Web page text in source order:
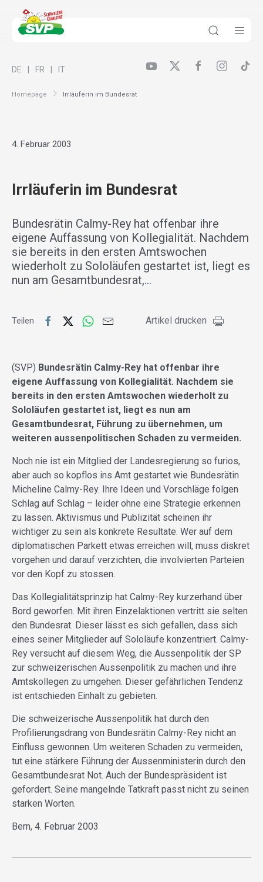
Homepage Irrläuferin im Bundesrat
DE FR IT
4. Februar 2003
Irrläuferin im Bundesrat
Bundesrätin Calmy-Rey hat offenbar ihre
eigene Auffassung von Kollegialität. Nachdem
sie bereits in den ersten Amtswochen
wiederholt zu Sololäufen gestartet ist, liegt es
nun am Gesamtbundesrat,…
Teilen Artikel drucken
(SVP) Bundesrätin Calmy-Rey hat offenbar ihre
eigene Auffassung von Kollegialität. Nachdem sie
bereits in den ersten Amtswochen wiederholt zu
Sololäufen gestartet ist, liegt es nun am
Gesamtbundesrat, Führung zu übernehmen, um
weiteren aussenpolitischen Schaden zu vermeiden.
Noch nie ist ein Mitglied der Landesregierung so furios,
aber auch so kopflos ins Amt gestartet wie Bundesrätin
Micheline Calmy-Rey. Ihre Ideen und Vorschläge folgen
Schlag auf Schlag – leider ohne eine Strategie erkennen
zu lassen. Aktivismus und Publizität scheinen ihr
wichtiger zu sein als konkrete Resultate. Wer auf dem
diplomatischen Parkett etwas erreichen will, muss diskret
vorgehen und darauf verzichten, die involvierten Parteien
vor den Kopf zu stossen.
Das Kollegialitätsprinzip hat Calmy-Rey kurzerhand über
Bord geworfen. Mit ihren Einzelaktionen vertritt sie selten
den Bundesrat. Dieser lässt es sich gefallen, dass sich
eines seiner Mitglieder auf Sololäufe konzentriert. Calmy-
Rey versucht auf diesem Weg, die Aussenpolitik der SP
zur schweizerischen Aussenpolitik zu machen und ihre
Amtskollegen zu umgehen. Dieser gefährlichen Tendenz
ist entschieden Einhalt zu gebieten.
Die schweizerische Aussenpolitik hat durch den
Profilierungsdrang von Bundesrätin Calmy-Rey nicht an
Einfluss gewonnen. Um weiteren Schaden zu vermeiden,
tut eine stärkere Führung der Aussenministerin durch den
Gesamtbundesrat Not. Auch der Bundespräsident ist
gefordert. Seine mangelnde Tatkraft passt nicht zu seinen
starken Worten.
Bern, 4. Februar 2003